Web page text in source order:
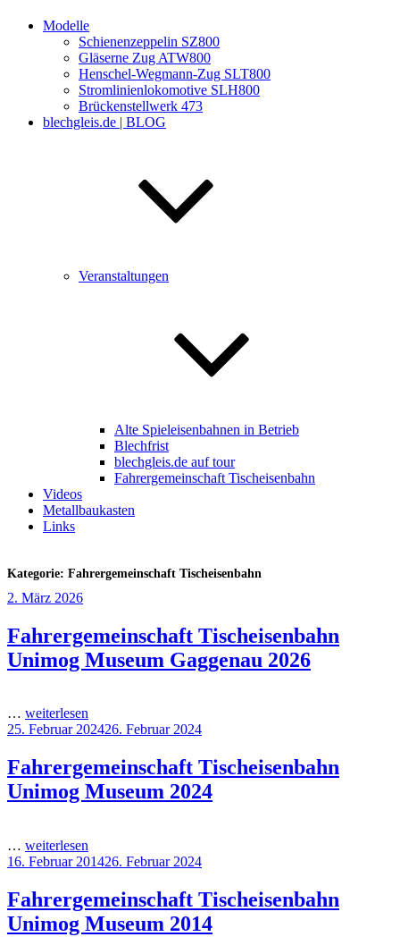
Modelle
Schienenzeppelin SZ800
Gläserne Zug ATW800
Henschel-Wegmann-Zug SLT800
Stromlinienlokomotive SLH800
Brückenstellwerk 473
blechgleis.de | BLOG
Veranstaltungen
Alte Spieleisenbahnen in Betrieb
Blechfrist
blechgleis.de auf tour
Fahrergemeinschaft Tischeisenbahn
Videos
Metallbaukasten
Links
Kategorie: Fahrergemeinschaft Tischeisenbahn
Veröffentlicht
2. März 2026
Fahrergemeinschaft Tischeisenbahn
Unimog Museum Gaggenau 2026
… weiterlesen
Veröffentlicht
25. Februar 202426. Februar 2024
Fahrergemeinschaft Tischeisenbahn
Unimog Museum 2024
… weiterlesen
Veröffentlicht
16. Februar 201426. Februar 2024
Fahrergemeinschaft Tischeisenbahn
Unimog Museum 2014